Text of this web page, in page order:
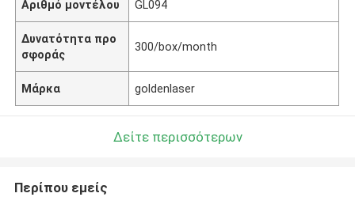
Αριθμό μοντέλου GL094
Δυνατότητα προ
σφοράς
300/box/month
Μάρκα goldenlaser
Δείτε περισσότερων
Περίπου εμείς